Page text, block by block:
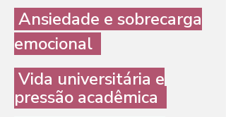
Ansiedade e sobrecarga
emocional
Vida universitária e
pressão acadêmica